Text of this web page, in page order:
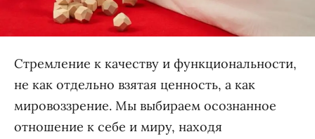
Стремление к качеству и функциональности,
не как отдельно взятая ценность, а как
мировоззрение. Мы выбираем осознанное
отношение к себе и миру, находя